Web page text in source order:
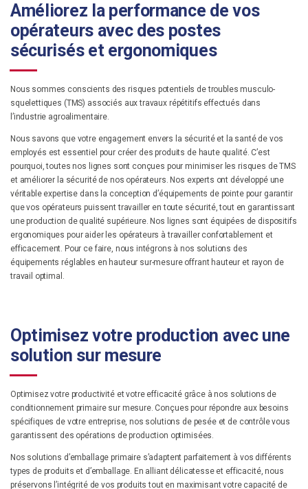
Améliorez la performance de vos
opérateurs avec des postes
sécurisés et ergonomiques
Nous sommes conscients des risques potentiels de troubles musculo-
squelettiques (TMS) associés aux travaux répétitifs effectués dans
l’industrie agroalimentaire.
Nous savons que votre engagement envers la sécurité et la santé de vos
employés est essentiel pour créer des produits de haute qualité. C’est
pourquoi, toutes nos lignes sont conçues pour minimiser les risques de TMS
et améliorer la sécurité de nos opérateurs. Nos experts ont développé une
véritable expertise dans la conception d’équipements de pointe pour garantir
que vos opérateurs puissent travailler en toute sécurité, tout en garantissant
une production de qualité supérieure. Nos lignes sont équipées de dispositifs
ergonomiques pour aider les opérateurs à travailler confortablement et
efficacement. Pour ce faire, nous intégrons à nos solutions des
équipements réglables en hauteur sur-mesure offrant hauteur et rayon de
travail optimal.
Optimisez votre production avec une
solution sur mesure
Optimisez votre productivité et votre efficacité grâce à nos solutions de
conditionnement primaire sur mesure. Conçues pour répondre aux besoins
spécifiques de votre entreprise, nos solutions de pesée et de contrôle vous
garantissent des opérations de production optimisées.
Nos solutions d’emballage primaire s’adaptent parfaitement à vos différents
types de produits et d’emballage. En alliant délicatesse et efficacité, nous
préservons l’intégrité de vos produits tout en maximisant votre capacité de